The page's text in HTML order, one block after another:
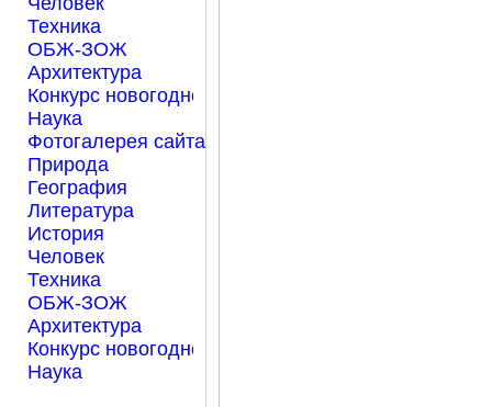
Техника
ОБЖ-ЗОЖ
Архитектура
Конкурс новогодней открытки "Нарисуем Новый
Наука
Фотогалерея сайта Началка.com
Природа
География
Литература
История
Человек
Техника
ОБЖ-ЗОЖ
Архитектура
Конкурс новогодней открытки "Нарисуем Новый
Наука